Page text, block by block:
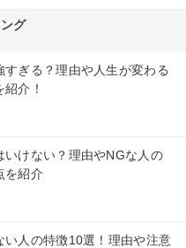
グ
ぎる？理由や人生が変わる
介！
いけない？理由やNGな人の
を紹介
い人の特徴10選！理由や注意